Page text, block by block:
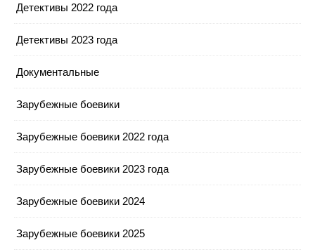
Детективы 2022 года
Детективы 2023 года
Документальные
Зарубежные боевики
Зарубежные боевики 2022 года
Зарубежные боевики 2023 года
Зарубежные боевики 2024
Зарубежные боевики 2025